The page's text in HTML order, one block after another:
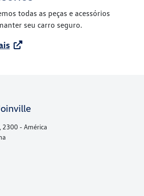
todas as peças e acessórios
seu carro seguro.
2300 - América